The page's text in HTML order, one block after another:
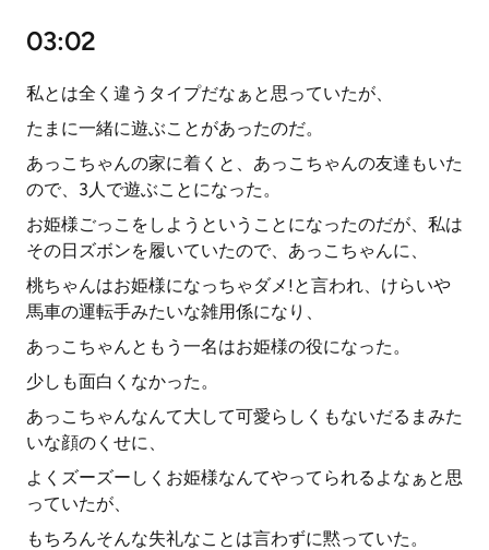
03:02
私とは全く違うタイプだなぁと思っていたが、
たまに一緒に遊ぶことがあったのだ。
あっこちゃんの家に着くと、あっこちゃんの友達もいた
ので、3人で遊ぶことになった。
お姫様ごっこをしようということになったのだが、私は
その日ズボンを履いていたので、あっこちゃんに、
桃ちゃんはお姫様になっちゃダメ!と言われ、けらいや
馬車の運転手みたいな雑用係になり、
あっこちゃんともう一名はお姫様の役になった。
少しも面白くなかった。
あっこちゃんなんて大して可愛らしくもないだるまみた
いな顔のくせに、
よくズーズーしくお姫様なんてやってられるよなぁと思
っていたが、
もちろんそんな失礼なことは言わずに黙っていた。